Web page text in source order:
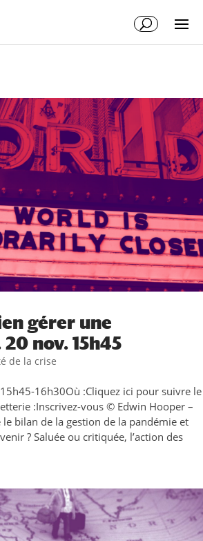
gérer une
nov. 15h45
de la crise
16h30Où :Cliquez ici pour suivre le
:Inscrivez-vous © Edwin Hooper –
bilan de la gestion de la pandémie et
? Saluée ou critiquée, l’action des